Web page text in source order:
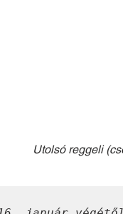
Utolsó reggeli